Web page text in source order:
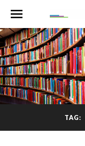
TAG: